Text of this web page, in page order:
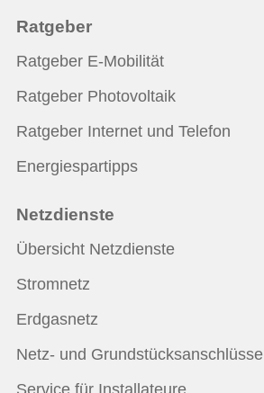
Ratgeber
Ratgeber E-Mobilität
Ratgeber Photovoltaik
Ratgeber Internet und Telefon
Energiespartipps
Netzdienste
Übersicht Netzdienste
Stromnetz
Erdgasnetz
Netz- und Grundstücksanschlüsse
Service für Installateure